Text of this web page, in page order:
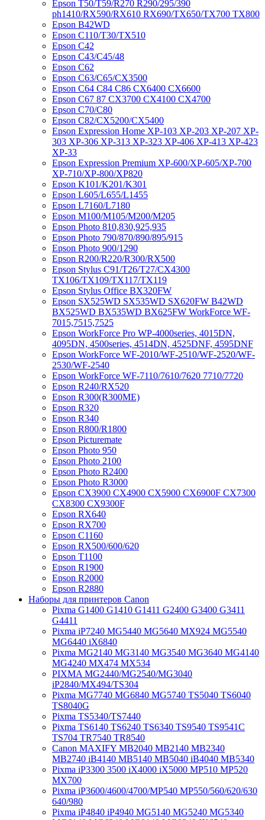
Epson T50/T59/R270 R290/295/390
ph1410/RX590/RX610 RX690/TX650/TX700 TX800
Epson B42WD
Epson C110/T30/TX510
Epson C42
Epson C43/C45/48
Epson C62
Epson C63/C65/CX3500
Epson C64 C84 C86 CX6400 CX6600
Epson C67 87 CX3700 CX4100 CX4700
Epson C70/C80
Epson C82/CX5200/CX5400
Epson Expression Home XP-103 XP-203 XP-207 XP-
303 XP-306 XP-313 XP-323 XP-406 XP-413 XP-423
XP-33
Epson Expression Premium XP-600/XP-605/XP-700
XP-710/XP-800/XP820
Epson K101/K201/K301
Epson L605/L655/L1455
Epson L7160/L7180
Epson M100/M105/M200/M205
Epson Photo 810,830,925,935
Epson Photo 790/870/890/895/915
Epson Photo 900/1290
Epson R200/R220/R300/RX500
Epson Stylus C91/T26/T27/CX4300
TX106/TX109/TX117/TX119
Epson Stylus Office BX320FW
Epson SX525WD SX535WD SX620FW B42WD
BX525WD BX535WD BX625FW WorkForce WF-
7015,7515,7525
Epson WorkForce Pro WP-4000series, 4015DN,
4095DN, 4500series, 4514DN, 4525DNF, 4595DNF
Epson WorkForce WF-2010/WF-2510/WF-2520/WF-
2530/WF-2540
Epson WorkForce WF-7110/7610/7620 7710/7720
Epson R240/RX520
Epson R300(R300ME)
Epson R320
Epson R340
Epson R800/R1800
Epson Picturemate
Epson Photo 950
Epson Photo 2100
Epson Photo R2400
Epson Photo R3000
Epson CX3900 CX4900 CX5900 CX6900F CX7300
CX8300 CX9300F
Epson RX640
Epson RX700
Epson C1160
Epson RX500/600/620
Epson T1100
Epson R1900
Epson R2000
Epson R2880
Наборы для принтеров Canon
Pixma G1400 G1410 G1411 G2400 G3400 G3411
G4411
Pixma iP7240 MG5440 MG5640 MX924 MG5540
MG6440 iX6840
Pixma MG2140 MG3140 MG3540 MG3640 MG4140
MG4240 MX474 MX534
PIXMA MG2440/MG2540/MG3040
iP2840/MX494/TS304
Pixma MG7740 MG6840 MG5740 TS5040 TS6040
TS8040G
Pixma TS5340/TS7440
Pixma TS6140 TS6240 TS6340 TS9540 TS9541C
TS704 TR7540 TR8540
Canon MAXIFY MB2040 MB2140 MB2340
MB2740 iB4140 MB5140 MB5040 iB4040 MB5340
Pixma iP3300 3500 iX4000 iX5000 MP510 MP520
MX700
Pixma iP3600/4600/4700/MP540 MP550/560/620/630
640/980
Pixma iP4840 iP4940 MG5140 MG5240 MG5340